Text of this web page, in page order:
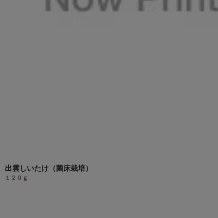
出雲しいたけ（菌床栽培）
１２０ｇ